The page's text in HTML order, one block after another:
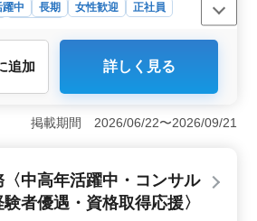
中 長期 女性歓迎
正社員
＞ 社会保険完備で安心して働ける
官公庁からの受注がメインとなっ
用が期待できます。 ＜中高年の
代の方も歓迎され、経験豊富な
境です。長いキャリアを活かし、新
。 ＜バランスの取れた働き方
祝日は休み。家庭やプライベートと
きやすい環境です。
追加 詳しく見る
掲載期間 2026/06/22〜2026/09/21
中高年活躍中・コンサル
者優遇・資格取得応援〉